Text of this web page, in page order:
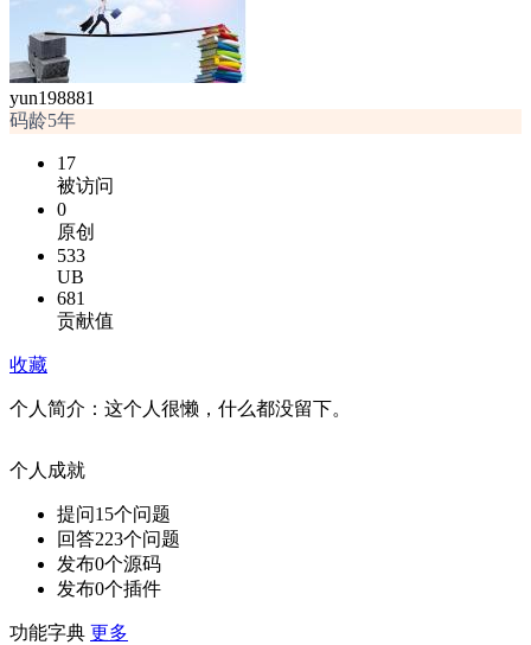
yun198881
码龄5年
17
被访问
0
原创
533
UB
681
贡献值
收藏
个人简介： 这个人很懒，什么都没留下。
个人成就
提问15个问题
回答223个问题
发布0个源码
发布0个插件
功能字典 更多